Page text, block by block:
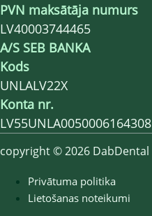
PVN maksātāja numurs
LV40003744465
A/S SEB BANKA
Kods
UNLALV22X
Konta nr.
LV55UNLA0050006164308
copyright © 2026 DabDental
Privātuma politika
Lietošanas noteikumi